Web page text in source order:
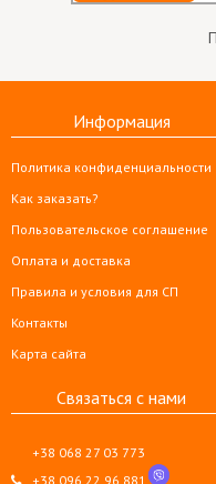
Информация
Политика конфиденциальности
Как заказать?
Пользовательское соглашение
Оплата и доставка
Правила и условия для СП
Контакты
Карта сайта
Связаться с нами
+38 068 27 03 773
+38 096 22 96 881